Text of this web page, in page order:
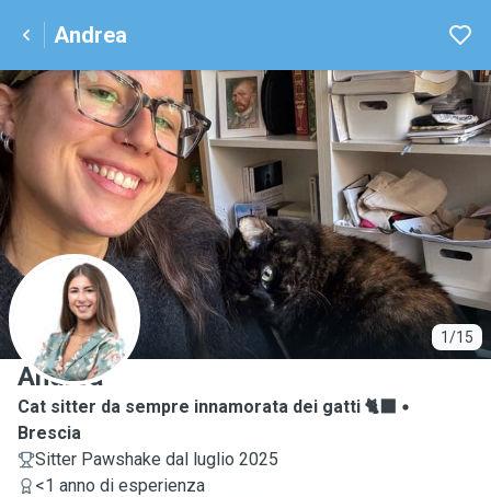
Andrea
1/15
A
Andrea
Cat sitter da sempre innamorata dei gatti 🐈‍⬛
Brescia
Sitter Pawshake dal luglio 2025
<1 anno di esperienza